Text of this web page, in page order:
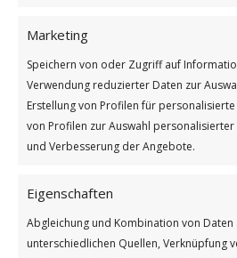
Marketing
Speichern von oder Zugriff auf
Verwendung reduzierter Daten zur
Erstellung von Profilen für
von Profilen zur Auswahl personalisierter
und Verbesserung der Angebote.
Eigenschaften
Abgleichung und Kombination von Daten
unterschiedlichen Quellen, Verknüpfung
Impressum